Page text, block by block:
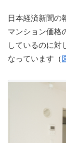
日本経済新聞の
マンション価格
しているのに対
なっています（